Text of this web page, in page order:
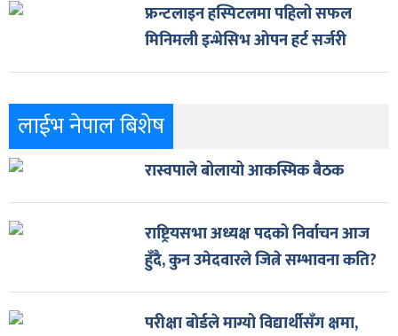
फ्रन्टलाइन हस्पिटलमा पहिलो सफल
मिनिमली इन्भेसिभ ओपन हर्ट सर्जरी
लाईभ नेपाल बिशेष
रास्वपाले बोलायो आकस्मिक बैठक
राष्ट्रियसभा अध्यक्ष पदको निर्वाचन आज
हुँदै, कुन उमेदवारले जित्ने सम्भावना कति?
परीक्षा बोर्डले माग्यो विद्यार्थीसँग क्षमा,